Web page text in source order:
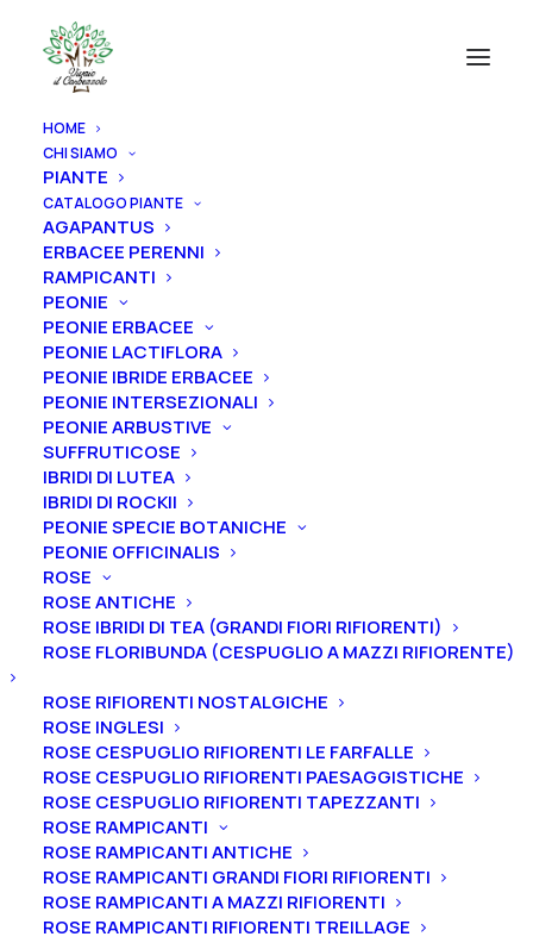
HOME
CHI SIAMO
PIANTE
CATALOGO PIANTE
AGAPANTUS
ERBACEE PERENNI
RAMPICANTI
PEONIE
PEONIE ERBACEE
PEONIE LACTIFLORA
PEONIE IBRIDE ERBACEE
PEONIE INTERSEZIONALI
PEONIE ARBUSTIVE
SUFFRUTICOSE
IBRIDI DI LUTEA
IBRIDI DI ROCKII
PEONIE SPECIE BOTANICHE
PEONIE OFFICINALIS
ROSE
ROSE ANTICHE
ROSE IBRIDI DI TEA (GRANDI FIORI RIFIORENTI)
ROSE FLORIBUNDA (CESPUGLIO A MAZZI RIFIORENTE)
ROSE RIFIORENTI NOSTALGICHE
ROSE INGLESI
ROSE CESPUGLIO RIFIORENTI LE FARFALLE
ROSE CESPUGLIO RIFIORENTI PAESAGGISTICHE
ROSE CESPUGLIO RIFIORENTI TAPEZZANTI
ROSE RAMPICANTI
ROSE RAMPICANTI ANTICHE
ROSE RAMPICANTI GRANDI FIORI RIFIORENTI
ROSE RAMPICANTI A MAZZI RIFIORENTI
ROSE RAMPICANTI RIFIORENTI TREILLAGE
Home Iris Iris germanica
Iris barbata alta (TB)
Iris germanica “Pep Rally”
From5,00€
L’iris germanica “Pep Rally” ha vessilli rosso mogano-
viola intenso, ali crema con base rigata e punteggiata
rosso mogano-viola, bordo cristallino, barbe ocra.